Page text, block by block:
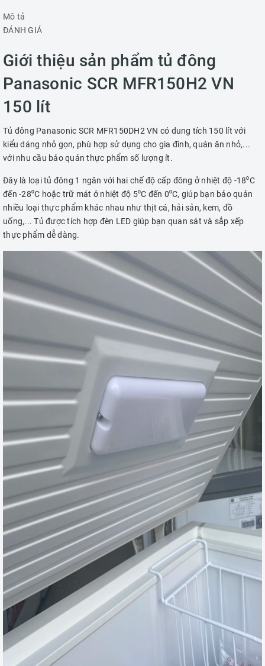
Mô tả
ĐÁNH GIÁ
Giới thiệu sản phẩm tủ đông
Panasonic SCR MFR150H2 VN
150 lít
Tủ đông Panasonic SCR MFR150DH2 VN có dung tích 150 lít với
kiểu dáng nhỏ gọn, phù hợp sử dụng cho gia đình, quán ăn nhỏ,...
với nhu cầu bảo quản thực phẩm số lượng ít.
Đây là loại tủ đông 1 ngăn với hai chế độ cấp đông ở nhiệt độ -18⁰C
đến -28⁰C hoặc trữ mát ở nhiệt độ 5⁰C đến 0⁰C, giúp bạn bảo quản
nhiều loại thực phẩm khác nhau như thịt cá, hải sản, kem, đồ
uống,... Tủ được tích hợp đèn LED giúp bạn quan sát và sắp xếp
thực phẩm dễ dàng.